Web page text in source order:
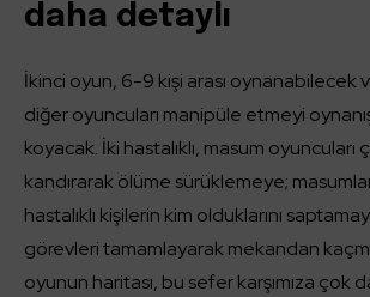
daha detaylı
İkinci oyun, 6-9 kişi arası oynanabilecek
diğer oyuncuları manipüle etmeyi
koyacak. İki hastalıklı, masum oyuncuları
kandırarak ölüme sürüklemeye;
hastalıklı kişilerin kim olduklarını
görevleri tamamlayarak mekandan
oyunun haritası, bu sefer karşımıza çok